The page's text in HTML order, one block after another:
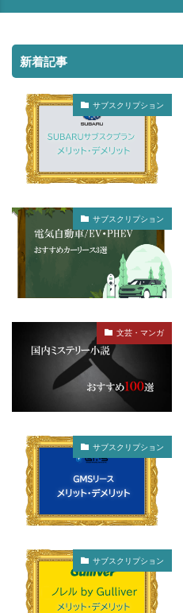
新着記事
サブスクリプション
サブスクリプション
文芸・マンガ
サブスクリプション
サブスクリプション